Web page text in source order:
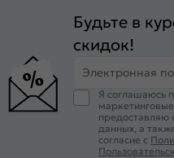
Будьте в
скидок!
Электронная
Я соглашаюсь
предоставляю
данных, а
согласие с